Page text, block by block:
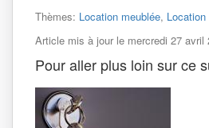
Thèmes: Location meublée,
Article mis à jour le mercredi 27 avril
Pour aller plus loin sur ce